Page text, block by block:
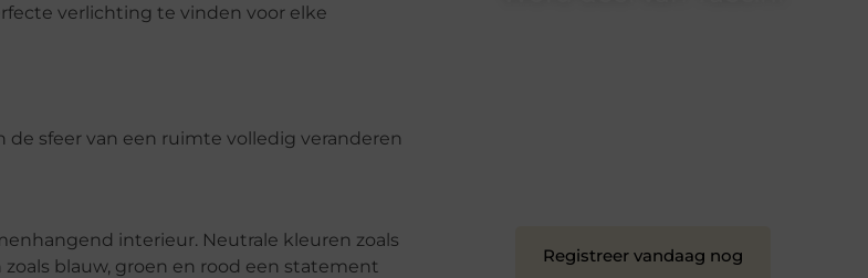
verlichting te vinden voor elke
sfeer van een ruimte volledig veranderen
interieur. Neutrale kleuren zoals
blauw, groen en rood een statement
Registreer vandaag nog